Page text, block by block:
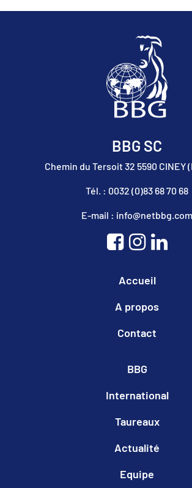
BBG SC
Chemin du Tersoit 32 5590 CINEY
Tél. : 0032 (0)83 68 70 68
E-mail : info@netbbg.com
Accueil
A propos
Contact
BBG
International
Taureaux
Actualité
Equipe